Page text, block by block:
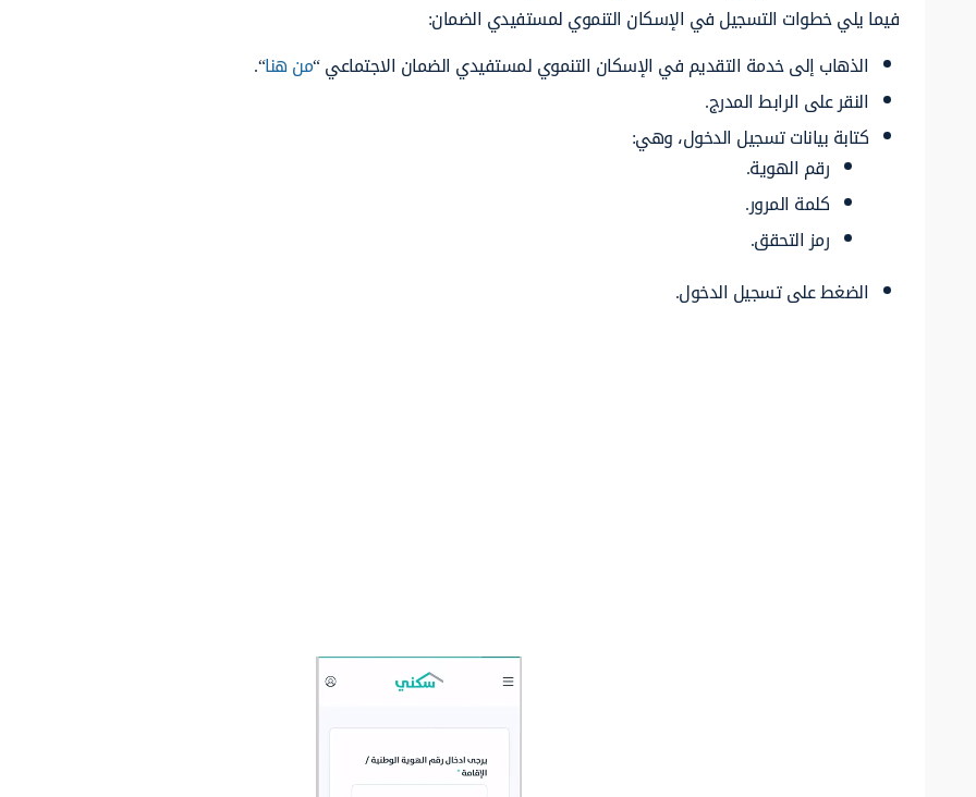
فيما يلي خطوات التسجيل في الإسكان التنموي لمستفيدي الضمان:
الذهاب إلى خدمة التقديم في الإسكان التنموي لمستفيدي الضمان الاجتماعي “من هنا“.
النقر على الرابط المدرج.
كتابة بيانات تسجيل الدخول، وهي:
رقم الهوية.
كلمة المرور.
رمز التحقق.
الضغط على تسجيل الدخول.